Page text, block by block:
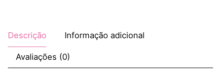
Descrição Informação adicional
Avaliações (0)